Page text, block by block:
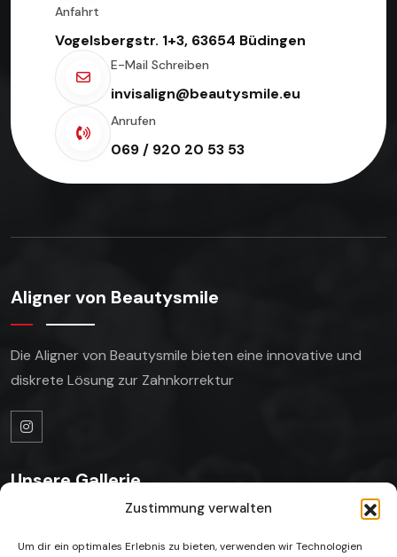
Zustimmung verwalten
Um dir ein optimales Erlebnis zu bieten, verwenden wir Technologien
Anfahrt
Vogelsbergstr. 1+3, 63654 Büdingen
E-Mail Schreiben
invisalign@beautysmile.eu
Anrufen
069 / 920 20 53 53
Aligner von Beautysmile
Die Aligner von Beautysmile bieten eine innovative und
diskrete Lösung zur Zahnkorrektur
Unsere Gallerie